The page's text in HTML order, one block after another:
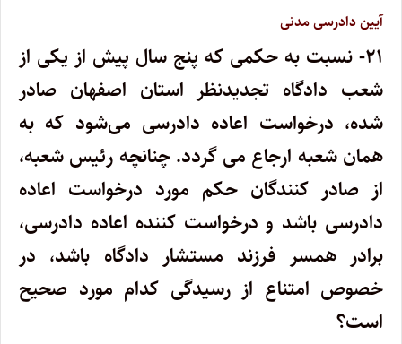
آیین دادرسی مدنی
۲۱- نسبت به حکمی که پنج سال پیش از یکی از
شعب دادگاه تجدیدنظر استان اصفهان صادر
شده، درخواست اعاده دادرسی می‌شود که به
همان شعبه ارجاع می گردد. چنانچه رئیس شعبه،
از صادر کنندگان حکم مورد درخواست اعاده
دادرسی باشد و درخواست کننده اعاده دادرسی،
برادر همسر فرزند مستشار دادگاه باشد، در
خصوص امتناع از رسیدگی کدام مورد صحیح
است؟